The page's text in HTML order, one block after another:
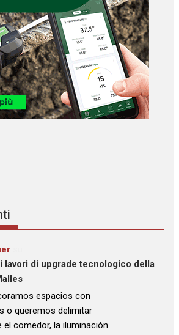
lavori di upgrade tecnologico della
espacios con
o queremos delimitar
el comedor, la iluminación